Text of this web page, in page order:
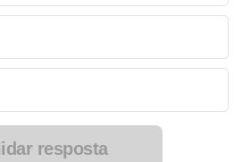
resposta